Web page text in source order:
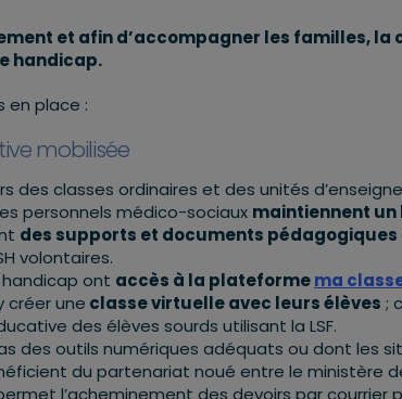
et afin d’accompagner les familles,
handicap.
en place :
mobilisée
des classes ordinaires et des unités
personnels médico-sociaux maintiennent un
des supports et documents
volontaires.
ont accès à la plateformema
créer une classe virtuelle avec leurs élèves ;
des élèves sourds utilisant la LSF.
des outils numériques adéquats ou dont les
du partenariat noué entre le ministère
l’acheminement des devoirs par courrier